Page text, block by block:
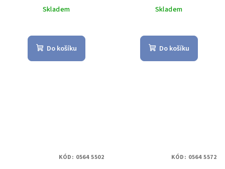
Skladem
Do košíku
Skladem
Do košíku
KÓD: 0564 5502 KÓD: 0564 5572